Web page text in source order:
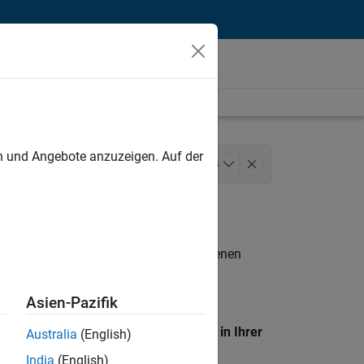
4
. Wenn Sie noch immer keine offenen
unseres
Standort, um alle Stellenangebote in Ihrer
Angebote anzuzeigen. Auf der
Asien-Pazifik
Australia (English)
India (English)